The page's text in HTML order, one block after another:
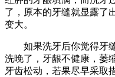
了，原本的牙缝就显露了
变大。
如果洗牙后你觉得牙缝
洗晚了，牙龈不健康，萎
牙齿松动，若果尽早采取